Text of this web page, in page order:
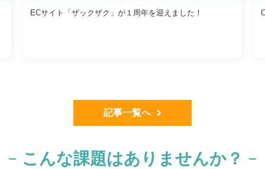
ECサイト「ザックザク」が１周年を迎えました！
記事一覧へ
こんな課題はありませんか？